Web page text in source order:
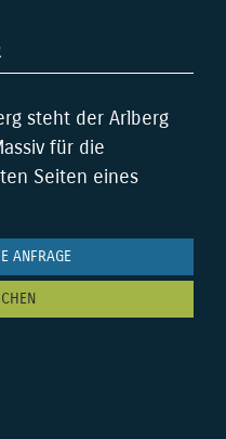
steht der Arlberg
für die
Seiten eines
ANFRAGE